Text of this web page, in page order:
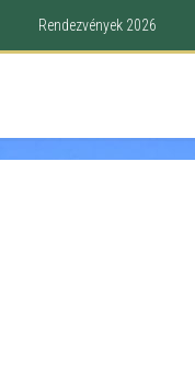
Rendezvények 2026